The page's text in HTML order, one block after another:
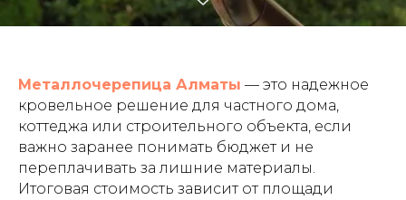
Металлочерепица Алматы — это надежное
кровельное решение для частного дома,
коттеджа или строительного объекта, если
важно заранее понимать бюджет и не
переплачивать за лишние материалы.
Итоговая стоимость зависит от площади